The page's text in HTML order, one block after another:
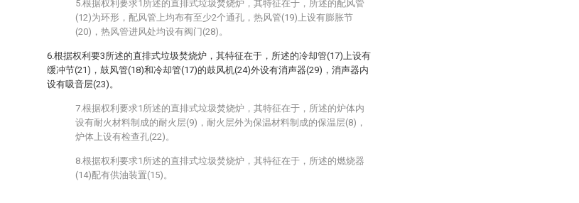
5.根据权利要求1所述的直排式垃圾焚烧炉，其特征在于，所述的配风管
(12)为环形，配风管上均布有至少2个通孔，热风管(19)上设有膨胀节
(20)，热风管进风处均设有阀门(28)。
6.根据权利要3所述的直排式垃圾焚烧炉，其特征在于，所述的冷却管(17)上设有
缓冲节(21)，鼓风管(18)和冷却管(17)的鼓风机(24)外设有消声器(29)，消声器内
设有吸音层(23)。
7.根据权利要求1所述的直排式垃圾焚烧炉，其特征在于，所述的炉体内
设有耐火材料制成的耐火层(9)，耐火层外为保温材料制成的保温层(8)，
炉体上设有检查孔(22)。
8.根据权利要求1所述的直排式垃圾焚烧炉，其特征在于，所述的燃烧器
(14)配有供油装置(15)。